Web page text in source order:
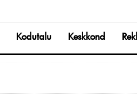
Kodutalu Keskkond